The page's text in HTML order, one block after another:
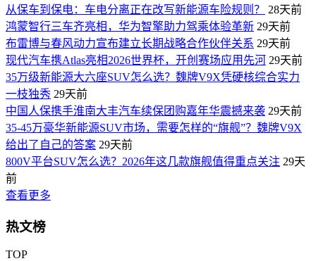
从保车到保电：车电分离正在改写新能源车险规则？
28天前
鸿蒙智行三车齐亮相，华为智擎助力驾乘体验革新 29天前
布雷博与春风动力宣布建立长期战略合作伙伴关系 29天前
现代汽车携Atlas亮相2026世界杯，开创赛场应用先河 29天前
35万级新能源大六座SUV怎么选？魏牌V9X凭硬核综合实力
一枝独秀 29天前
中国人保携手淮南大丰汽车续保团购嘉年华震撼来袭 29天前
35-45万豪华新能源SUV市场，需要怎样的“旗舰”？魏牌V9X
给出了自己的答案 29天前
800V平台SUV怎么选？2026年这几款旗舰值得重点关注 29天
前
查看更多
热文榜
TOP